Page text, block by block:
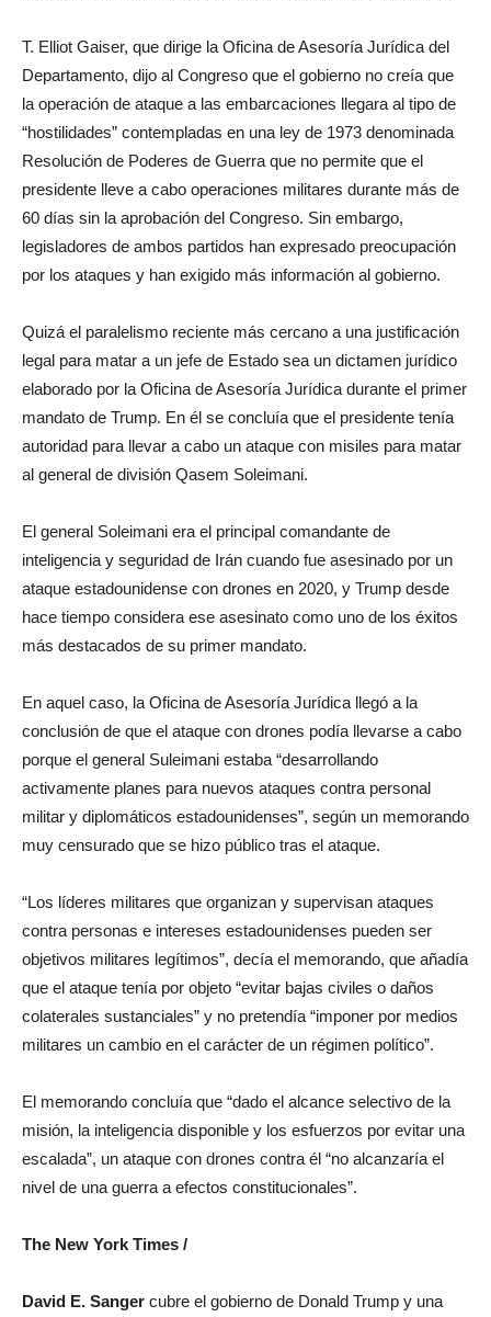
T. Elliot Gaiser, que dirige la Oficina de Asesoría Jurídica del
Departamento, dijo al Congreso que el gobierno no creía que
la operación de ataque a las embarcaciones llegara al tipo de
“hostilidades” contempladas en una ley de 1973 denominada
Resolución de Poderes de Guerra que no permite que el
presidente lleve a cabo operaciones militares durante más de
60 días sin la aprobación del Congreso. Sin embargo,
legisladores de ambos partidos han expresado preocupación
por los ataques y han exigido más información al gobierno.
Quizá el paralelismo reciente más cercano a una justificación
legal para matar a un jefe de Estado sea un dictamen jurídico
elaborado por la Oficina de Asesoría Jurídica durante el primer
mandato de Trump. En él se concluía que el presidente tenía
autoridad para llevar a cabo un ataque con misiles para matar
al general de división Qasem Soleimani.
El general Soleimani era el principal comandante de
inteligencia y seguridad de Irán cuando fue asesinado por un
ataque estadounidense con drones en 2020, y Trump desde
hace tiempo considera ese asesinato como uno de los éxitos
más destacados de su primer mandato.
En aquel caso, la Oficina de Asesoría Jurídica llegó a la
conclusión de que el ataque con drones podía llevarse a cabo
porque el general Suleimani estaba “desarrollando
activamente planes para nuevos ataques contra personal
militar y diplomáticos estadounidenses”, según un memorando
muy censurado que se hizo público tras el ataque.
“Los líderes militares que organizan y supervisan ataques
contra personas e intereses estadounidenses pueden ser
objetivos militares legítimos”, decía el memorando, que añadía
que el ataque tenía por objeto “evitar bajas civiles o daños
colaterales sustanciales” y no pretendía “imponer por medios
militares un cambio en el carácter de un régimen político”.
El memorando concluía que “dado el alcance selectivo de la
misión, la inteligencia disponible y los esfuerzos por evitar una
escalada”, un ataque con drones contra él “no alcanzaría el
nivel de una guerra a efectos constitucionales”.
The New York Times /
David E. Sanger cubre el gobierno de Donald Trump y una